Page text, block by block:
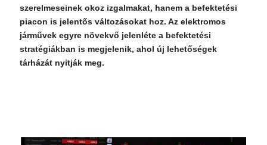
szerelmeseinek okoz izgalmakat, hanem a befektetési
piacon is jelentős változásokat hoz. Az elektromos
járművek egyre növekvő jelenléte a befektetési
stratégiákban is megjelenik, ahol új lehetőségek
tárházát nyitják meg.